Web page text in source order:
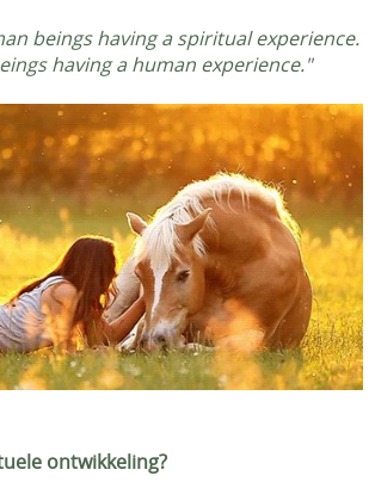
beings having a spiritual experience.
having a human experience."
ontwikkeling?